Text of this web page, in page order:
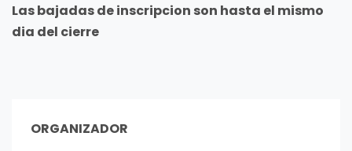
Las bajadas de inscripcion son hasta el mismo
dia del cierre
ORGANIZADOR